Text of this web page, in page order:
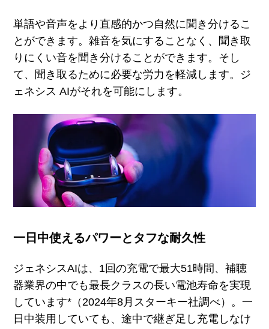
単語や音声をより直感的かつ自然に聞き分けるこ
とができます。雑音を気にすることなく、聞き取
りにくい音を聞き分けることができます。そし
て、聞き取るために必要な労力を軽減します。ジ
ェネシス AIがそれを可能にします。
一日中使えるパワーとタフな耐久性
ジェネシスAIは、 1回の充電で最大51時間、補聴
器業界の中でも最長クラスの長い電池寿命を実現
しています*（2024年8月スターキー社調べ）。一
日中装用していても、途中で継ぎ足し充電しなけ